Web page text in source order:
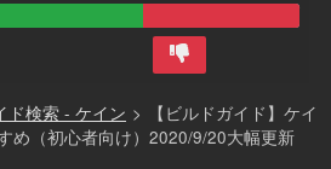
ド検索 - ケイン >
【ビルドガイド】ケイ
め（初心者向け）2020/9/20大幅更新